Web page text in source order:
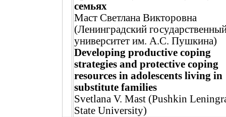
семьях
Маст Светлана Викторовна
(Ленинградский
университет им. А.С. Пушкина)
Developing productive coping
strategies and protective coping
resources in adolescents living in
substitute families
Svetlana V. Mast (Pushkin
State University)